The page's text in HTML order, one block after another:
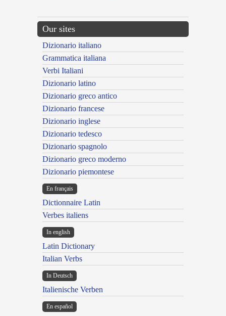
Our sites
Dizionario italiano
Grammatica italiana
Verbi Italiani
Dizionario latino
Dizionario greco antico
Dizionario francese
Dizionario inglese
Dizionario tedesco
Dizionario spagnolo
Dizionario greco moderno
Dizionario piemontese
En français
Dictionnaire Latin
Verbes italiens
In english
Latin Dictionary
Italian Verbs
In Deutsch
Italienische Verben
En español